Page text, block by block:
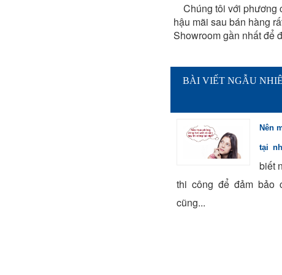
Chúng tôi với phương
hậu mãi sau bán hàng
Showroom gần nhất để
BÀI VIẾT NGẪU
Nên
tại
biết
thi công để đảm bảo
cũng...